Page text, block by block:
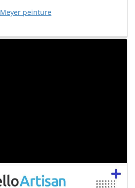
Meyer peinture